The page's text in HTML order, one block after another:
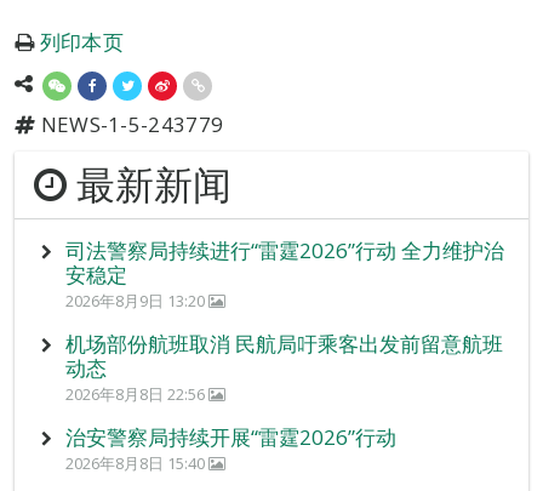
列印本页
NEWS-1-5-243779
最新新闻
司法警察局持续进行“雷霆2026”行动 全力维护治
安稳定
2026年8月9日 13:20
机场部份航班取消 民航局吁乘客出发前留意航班
动态
2026年8月8日 22:56
治安警察局持续开展“雷霆2026”行动
2026年8月8日 15:40